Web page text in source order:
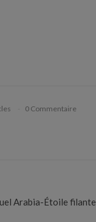
0 Commentaire
Arabia-Étoile filante